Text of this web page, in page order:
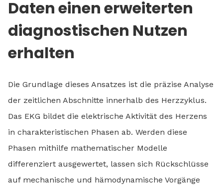
Daten einen erweiterten
diagnostischen Nutzen
erhalten
Die Grundlage dieses Ansatzes ist die präzise Analyse
der zeitlichen Abschnitte innerhalb des Herzzyklus.
Das EKG bildet die elektrische Aktivität des Herzens
in charakteristischen Phasen ab. Werden diese
Phasen mithilfe mathematischer Modelle
differenziert ausgewertet, lassen sich Rückschlüsse
auf mechanische und hämodynamische Vorgänge